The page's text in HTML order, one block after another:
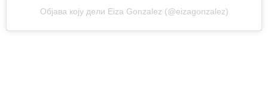
Објава коју дели Eiza Gonzalez (@eizagonzalez)